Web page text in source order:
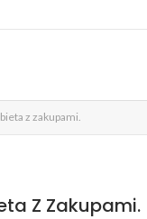
z zakupami.
Z Zakupami.